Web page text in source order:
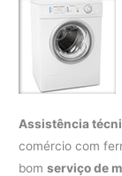
Assistência
comércio com
bomserviço de